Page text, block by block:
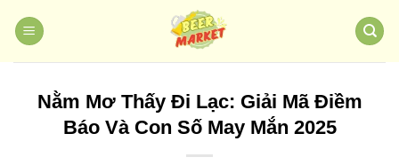
đến
Nằm Mơ Thấy Đi Lạc: Giải Mã Điềm
Báo Và Con Số May Mắn 2025